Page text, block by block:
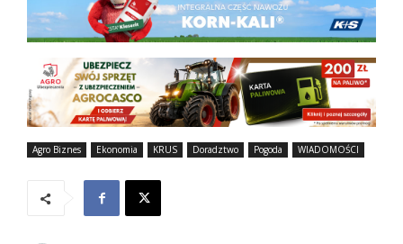
Agro Biznes Ekonomia KRUS Doradztwo Pogoda WIADOMOŚCI